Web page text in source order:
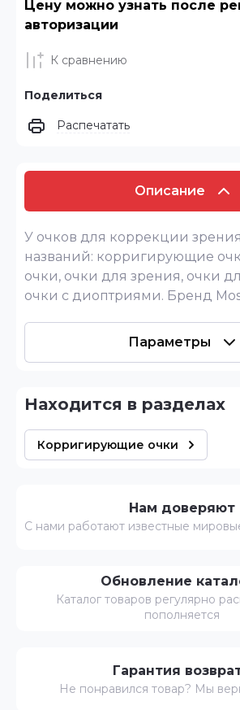
Цену можно узнать после
авторизации
К сравнению
Поделиться
Распечатать
Описание
У очков для коррекции
названий: корригирующие
очки, очки для зрения, очки
очки с диоптриями. Бренд
Параметры
Находится в разделах
Корригирующие очки
Нам доверяют
С нами работают известные
Обновление
Каталог товаров регулярно
пополняется
Гарантия
Не понравился товар? Мы